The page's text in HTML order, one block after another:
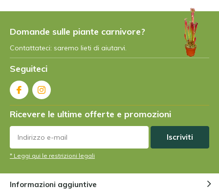
Domande sulle piante carnivore?
Contattateci: saremo lieti di aiutarvi.
Seguiteci
Ricevere le ultime offerte e promozioni
Iscriviti
* Leggi qui le restrizioni legali
Informazioni aggiuntive